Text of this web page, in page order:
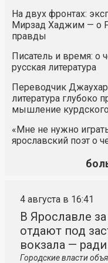
На двух фронтах:
Мирзад Хаджим — о
правды
Писатель и время: о
русская литература
Переводчик
литература глубоко
мышление
«Мне не нужно
ярославский поэт о
4 августа в 16:41
В Ярославле
отдают под
вокзала —
Городские власти